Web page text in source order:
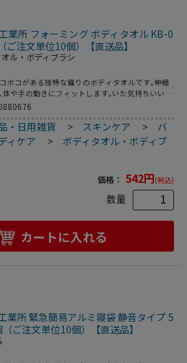
業所 フォーミング ボディタオル KB-0
ご注文単位10個）【直送品】
ル・ボディブラシ
ボコがある独特な織りのボディタオルです｡伸縮
体や手の動きにフィットします｡いた気持ちいいく
りで､心地よいシャリ感があります｡豊かな泡立ち
かり洗えます｡表面に凸凹があるハードタイプ｡両
あり､背中を洗いやすくなっています｡フックに掛
るのに便利な赤いリボン付き｡
・日用雑貨 > スキンケア > バ
ィケア
>ボディタオル・ボディブ
価格： 542円(税込)
数量
カートに入れる
業所 緊急簡易アルミ寝袋 静音タイプ 5
ご注文単位10個）【直送品】